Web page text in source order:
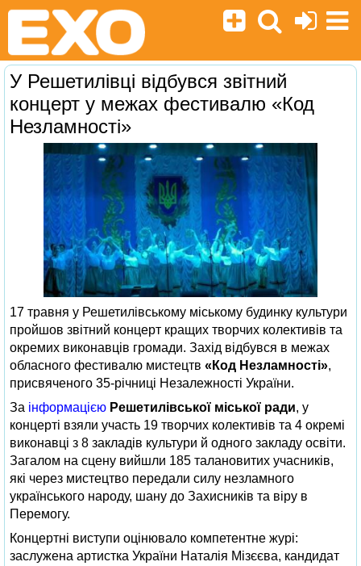
У Решетилівці відбувся звітний
концерт у межах фестивалю «Код
Незламності»
17 травня у Решетилівському міському будинку культури
пройшов звітний концерт кращих творчих колективів та
окремих виконавців громади. Захід відбувся в межах
обласного фестивалю мистецтв «Код Незламності»,
присвяченого 35‑річниці Незалежності України.
За інформацією Решетилівської міської ради, у
концерті взяли участь 19 творчих колективів та 4 окремі
виконавці з 8 закладів культури й одного закладу освіти.
Загалом на сцену вийшли 185 талановитих учасників,
які через мистецтво передали силу незламного
українського народу, шану до Захисників та віру в
Перемогу.
Концертні виступи оцінювало компетентне журі:
заслужена артистка України Наталія Мізєєва, кандидат